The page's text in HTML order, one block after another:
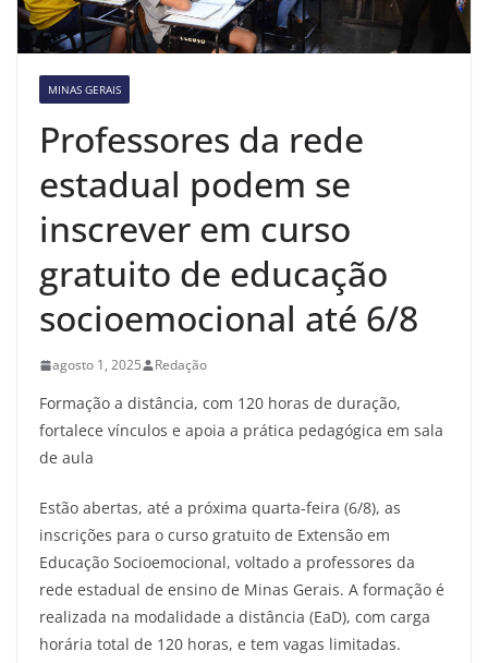
MINAS GERAIS
Professores da rede
estadual podem se
inscrever em curso
gratuito de educação
socioemocional até 6/8
agosto 1, 2025 Redação
Formação a distância, com 120 horas de duração,
fortalece vínculos e apoia a prática pedagógica em sala
de aula
Estão abertas, até a próxima quarta-feira (6/8), as
inscrições para o curso gratuito de Extensão em
Educação Socioemocional, voltado a professores da
rede estadual de ensino de Minas Gerais. A formação é
realizada na modalidade a distância (EaD), com carga
horária total de 120 horas, e tem vagas limitadas.